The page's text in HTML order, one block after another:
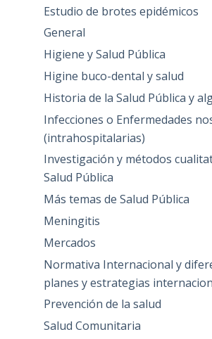
Estudio de brotes epidémicos
General
Higiene y Salud Pública
Higine buco-dental y salud
Historia de la Salud Pública y
Infecciones o Enfermedades
(intrahospitalarias)
Investigación y métodos
Salud Pública
Más temas de Salud Pública
Meningitis
Mercados
Normativa Internacional y
planes y estrategias
Prevención de la salud
Salud Comunitaria